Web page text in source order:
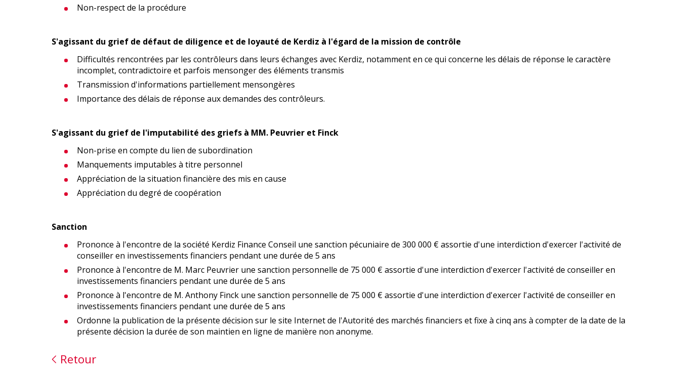
Non-respect de la procédure
S'agissant du grief de défaut de diligence et de loyauté de Kerdiz à l'égard de la mission de contrôle
Difficultés rencontrées par les contrôleurs dans leurs échanges avec Kerdiz, notamment en ce qui concerne les délais de réponse le caractère
incomplet, contradictoire et parfois mensonger des éléments transmis
Transmission d'informations partiellement mensongères
Importance des délais de réponse aux demandes des contrôleurs.
S'agissant du grief de l'imputabilité des griefs à MM. Peuvrier et Finck
Non-prise en compte du lien de subordination
Manquements imputables à titre personnel
Appréciation de la situation financière des mis en cause
Appréciation du degré de coopération
Sanction
Prononce à l'encontre de la société Kerdiz Finance Conseil une sanction pécuniaire de 300 000 € assortie d'une interdiction d'exercer l'activité de
conseiller en investissements financiers pendant une durée de 5 ans
Prononce à l'encontre de M. Marc Peuvrier une sanction personnelle de 75 000 € assortie d'une interdiction d'exercer l'activité de conseiller en
investissements financiers pendant une durée de 5 ans
Prononce à l'encontre de M. Anthony Finck une sanction personnelle de 75 000 € assortie d'une interdiction d'exercer l'activité de conseiller en
investissements financiers pendant une durée de 5 ans
Ordonne la publication de la présente décision sur le site Internet de l'Autorité des marchés financiers et fixe à cinq ans à compter de la date de la
présente décision la durée de son maintien en ligne de manière non anonyme.
Retour